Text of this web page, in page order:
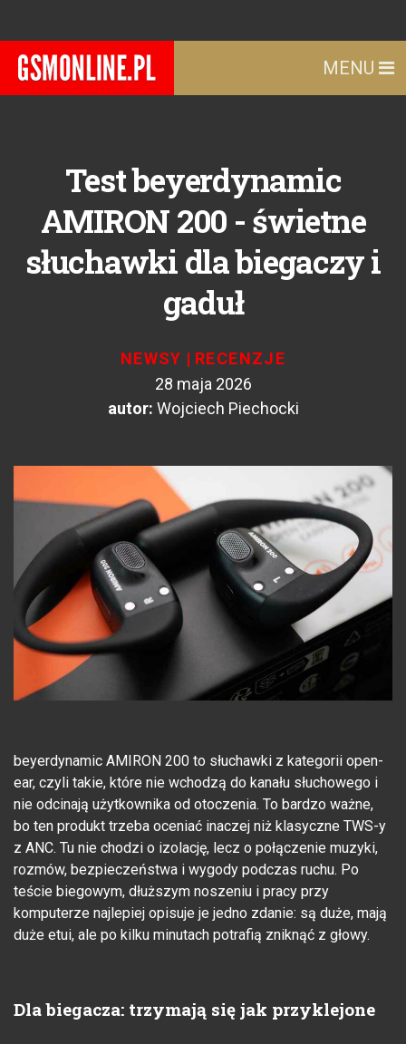
MENU
Test beyerdynamic
AMIRON 200 - świetne
słuchawki dla biegaczy i
gaduł
NEWSY | RECENZJE
28 maja 2026
autor: Wojciech Piechocki
beyerdynamic AMIRON 200 to słuchawki z kategorii open-
ear, czyli takie, które nie wchodzą do kanału słuchowego i
nie odcinają użytkownika od otoczenia. To bardzo ważne,
bo ten produkt trzeba oceniać inaczej niż klasyczne TWS-y
z ANC. Tu nie chodzi o izolację, lecz o połączenie muzyki,
rozmów, bezpieczeństwa i wygody podczas ruchu. Po
teście biegowym, dłuższym noszeniu i pracy przy
komputerze najlepiej opisuje je jedno zdanie: są duże, mają
duże etui, ale po kilku minutach potrafią zniknąć z głowy.
Dla biegacza: trzymają się jak przyklejone